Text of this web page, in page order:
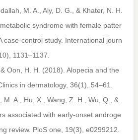
M. A., Aly, D. G., & Khater, N. H.
syndrome with female patter
case-control study. International journ
1131–1137.
Oon, H. H. (2018). Alopecia and the
in dermatology, 36(1), 54–61.
M. A., Hu, X., Wang, Z. H., Wu, Q., &
associated with early-onset androge
review. PloS one 19(3), e0299212.